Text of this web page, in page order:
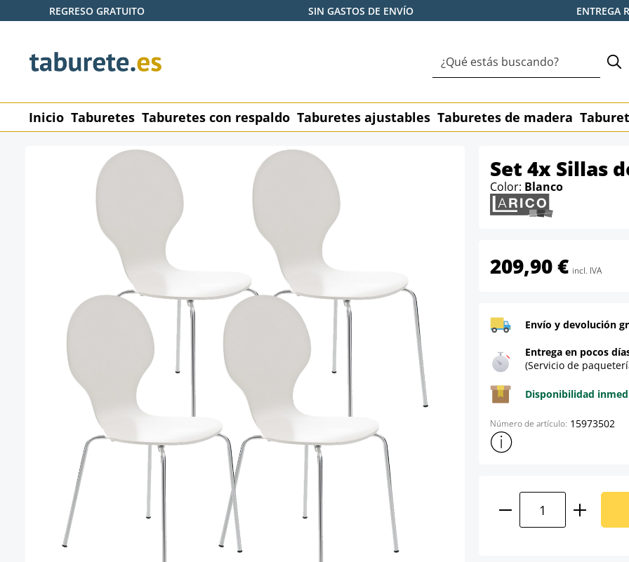
al contenido principal
Saltar a la búsqueda
Saltar a la navegación principal
REGRESO GRATUITO SIN GASTOS DE ENVÍO ENTREGA
Inicio Taburetes Taburetes con respaldo Taburetes ajustables Taburetes de madera
Set 4x Sillas
Color: Blanco
209,90 € incl. IVA
Envío y devolución
Entrega en pocos
(Servicio de
Disponibilidad
Número de artículo: 15973502
Mostrar más información
Cantidad del